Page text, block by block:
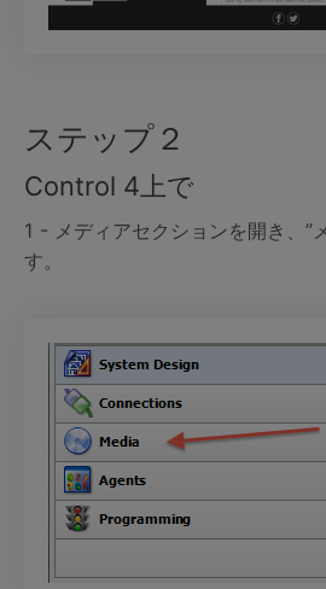
ステップ２
Control 4上で
1 - メディアセクションを開き、”
す。